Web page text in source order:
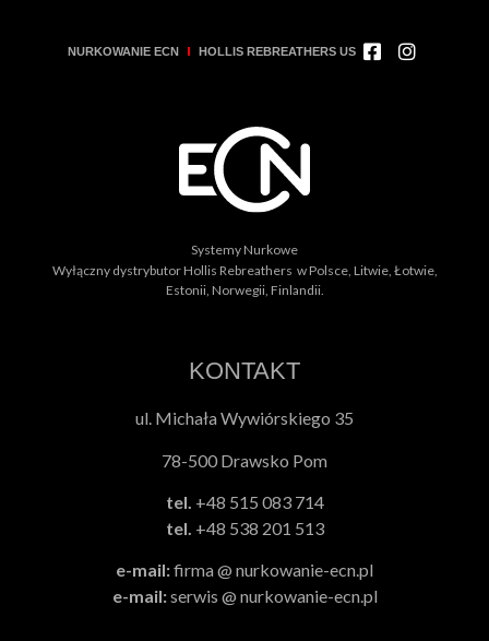
NURKOWANIE ECN HOLLIS REBREATHERS US
Systemy Nurkowe
Wyłączny dystrybutor Hollis Rebreathers w Polsce, Litwie, Łotwie,
Estonii, Norwegii, Finlandii.
KONTAKT
ul. Michała Wywiórskiego 35
78-500 Drawsko Pom
tel. +48 515 083 714
tel. +48 538 201 513
e-mail:firma @ nurkowanie-ecn.pl
e-mail:serwis @ nurkowanie-ecn.pl